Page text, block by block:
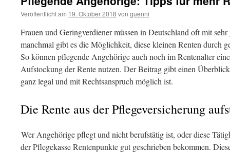
Veröffentlicht am 19. Oktober 2018 von guenni
Frauen und Geringverdiener müssen in Deutschland oft mit
manchmal gibt es die Möglichkeit, diese kleinen Renten durch
So können pflegende Angehörige auch noch im Rentenalter
Aufstockung der Rente nutzen. Der Beitrag gibt einen
ganz legal und mit Rechtsanspruch möglich ist.
Die Rente aus der Pflegeversicherung
Wer Angehörige pflegt und nicht berufstätig ist, oder diese
der Pflegekasse Rentenpunkte gut geschrieben bekommen.